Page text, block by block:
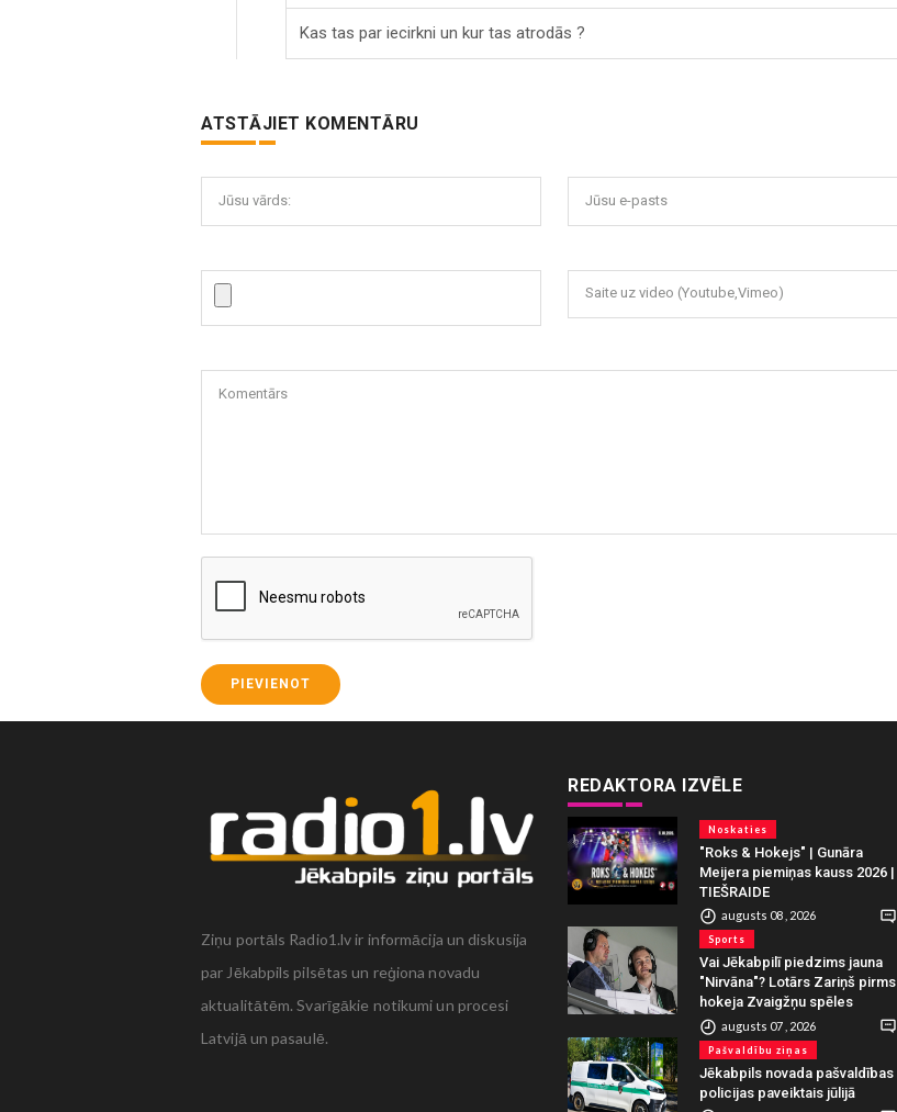
Kas tas par iecirkni un kur tas atrodās ?
ATSTĀJIET KOMENTĀRU
Jūsu vārds: Jūsu e-pasts
Saite uz video (Youtube,Vimeo)
Komentārs
PIEVIENOT
SOS! Sēlpilī Ķipu ciemā novērots
julijs 22 , 2026
Ziņu portāls Radio1.lv ir informācija un diskusija
par Jēkabpils pilsētas un reģiona novadu
aktualitātēm. Svarīgākie notikumi un procesi
Latvijā un pasaulē.
REDAKTORA IZVĒLE
Noskaties
"Roks & Hokejs" | Gunāra
Meijera piemiņas kauss 2026 |
TIEŠRAIDE
augusts 08 , 2026
Sports
Vai Jēkabpilī piedzims jauna
"Nirvāna"? Lotārs Zariņš pirms
hokeja Zvaigžņu spēles
augusts 07 , 2026
Pašvaldību ziņas
Jēkabpils novada pašvaldības
policijas paveiktais jūlijā